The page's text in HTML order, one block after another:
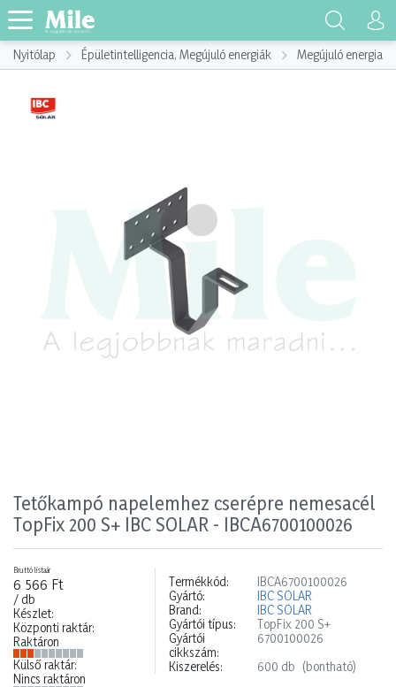
Nyitólap Épületintelligencia, Megújuló energiák Megújuló energia
Tetőkampó napelemhez cserépre nemesacél
TopFix 200 S+ IBC SOLAR - IBCA6700100026
Bruttó listaár
6 566 Ft
/ db
Készlet:
Központi raktár:
Raktáron
Külső raktár:
Nincs raktáron
Termékkód:
IBCA6700100026
Gyártó:
IBC SOLAR
Brand:
IBC SOLAR
Gyártói típus:
TopFix 200 S+
Gyártói
cikkszám:
6700100026
Kiszerelés:
600 db (bontható)